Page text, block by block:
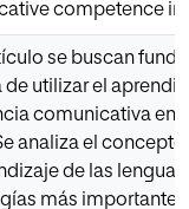
competence in
se buscan
de utilizar el
comunicativa en
analiza el
de las
más importantes